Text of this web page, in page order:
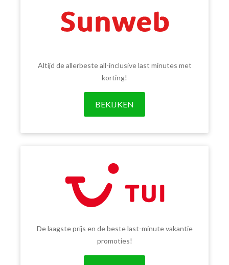
Altijd de allerbeste all-inclusive last minutes met
korting!
BEKIJKEN
De laagste prijs en de beste last-minute vakantie
promoties!